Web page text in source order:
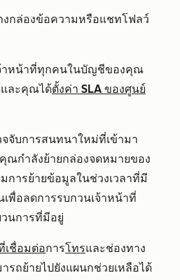
กล่องข้อความหรือแชทโฟลว์
าหน้าที่ทุกคนในบัญชีของคุณ
และคุณได้ตั้งค่า SLA ของศูนย์
จับการสนทนาใหม่ที่เข้ามา
กำลังย้ายกล่องจดหมายของ
ารย้ายข้อมูลในช่วงเวลาที่มี
พื่อลดการรบกวนเจ้าหน้าที่
นการที่มีอยู่
เชื่อมต่อการโทรและช่องทาง
รถย้ายไปยังแผนกช่วยเหลือได้